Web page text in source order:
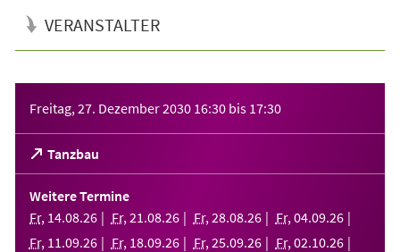
VERANSTALTER
Freitag, 27. Dezember 2030 16:30 bis 17:30
Tanzbau
(Öffnet
in
einem
neuen
Tab)
Weitere Termine
Fr, 14.08.26 Fr, 21 .08.26 Fr, 28.08.26 Fr, 04.09.26
Fr, 11 .09.26 Fr, 18.09.26 Fr, 25.09.26 Fr, 02.10.26